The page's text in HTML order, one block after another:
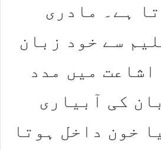
ہے۔ مادری
سے خود زبان
میں مدد
کی آبیاری
خون داخل ہوتا